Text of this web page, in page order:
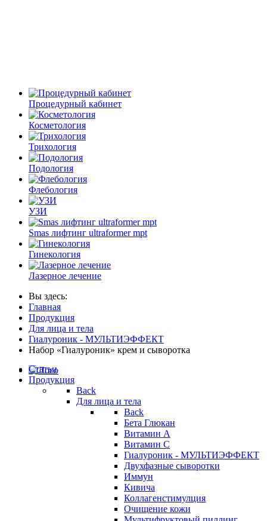
Процедурный кабинет
Косметология
Трихология
Подология
Флебология
УЗИ
Smas лифтинг ultraformer mpt
Гинекология
Лазерное лечение
Вы здесь:
Главная
Продукция
Для лица и тела
Гиалуроник - МУЛЬТИЭФФЕКТ
Набор «Гиалуроник» крем и сыворотка
Статьи
Продукция
Back
Для лица и тела
Back
Бета Глюкан
Витамин А
Витамин С
Гиалуроник - МУЛЬТИЭФФЕКТ
Двухфазные сыворотки
Иммун
Кивича
Коллагенстимулция
Очищение кожи